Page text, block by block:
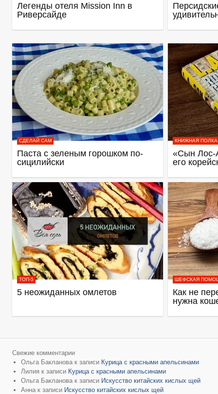
Легенды отеля Mission Inn в
Риверсайде
СДЕЛАЙ САМ
Паста с зеленым горошком по-
сицилийски
КНИЖНАЯ ПОЛКА
«Сын Лос-
его
ТОП-5
5 неожиданных омлетов
ШЕФСКАЯ
Как не
нужна
Свежие комментарии
Ольга Бакланова к записи Курица с красными апельсинами
Лилия к записи Курица с красными апельсинами
Ольга Бакланова к записи Искусство китайских кислых щей
Анна к записи Искусство китайских кислых щей